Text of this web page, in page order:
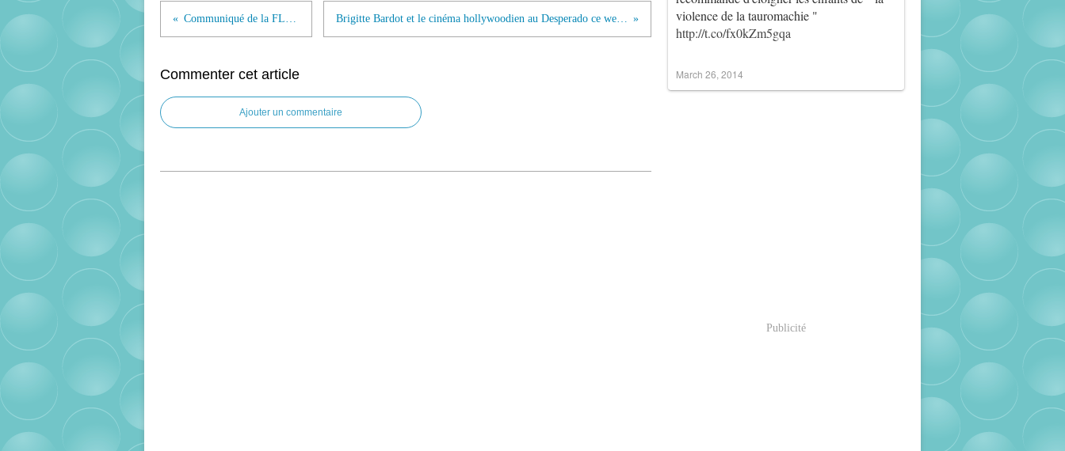
Communiqué de la FLAC ! Brigitte Bardot et le cinéma hollywoodien au Desperado ce week-end
Commenter cet article
Ajouter un commentaire
violence de la tauromachie "
http://t.co/fx0kZm5gqa
March 26, 2014
Publicité